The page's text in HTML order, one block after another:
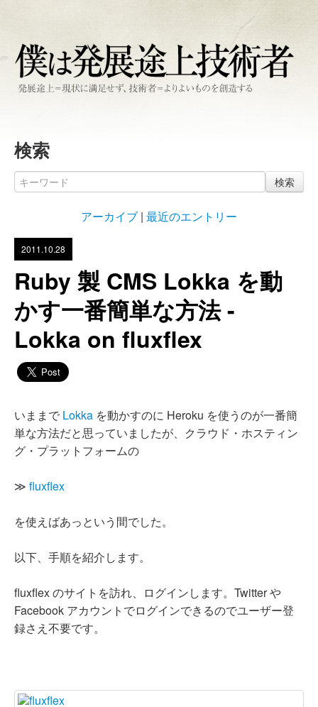
検索
検索
アーカイブ | 最近のエントリー
2011.10.28
Ruby 製 CMS Lokka を動
かす一番簡単な方法 -
Lokka on fluxflex
いままで Lokka を動かすのに Heroku を使うのが一番簡
単な方法だと思っていましたが、クラウド・ホスティン
グ・プラットフォームの
≫ fluxflex
を使えばあっという間でした。
以下、手順を紹介します。
fluxflex のサイトを訪れ、ログインします。Twitter や
Facebook アカウントでログインできるのでユーザー登
録さえ不要です。